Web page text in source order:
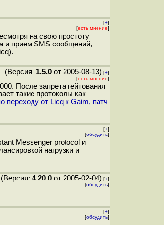
[+]
[есть мнение]
на свою простоту
и прием SMS сообщений,
(Версия: 1.5.0 от 2005-08-13) [+]
[есть мнение]
После запрета гейтования
такие протоколы как
переходу от Licq к Gaim, патч
[+]
[обсудить]
Messenger protocol и
нагрузки и
(Версия: 4.20.0 от 2005-02-04) [+]
[обсудить]
[+]
[обсудить]